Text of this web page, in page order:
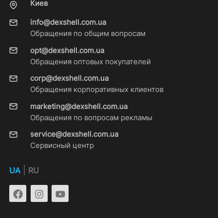
Киев
info@dexshell.com.ua
Обращения по общим вопросам
opt@dexshell.com.ua
Обращения оптовых покупателей
corp@dexshell.com.ua
Обращения корпоративных клиентов
marketing@dexshell.com.ua
Обращения по вопросам рекламы
service@dexshell.com.ua
Сервисный центр
UA RU